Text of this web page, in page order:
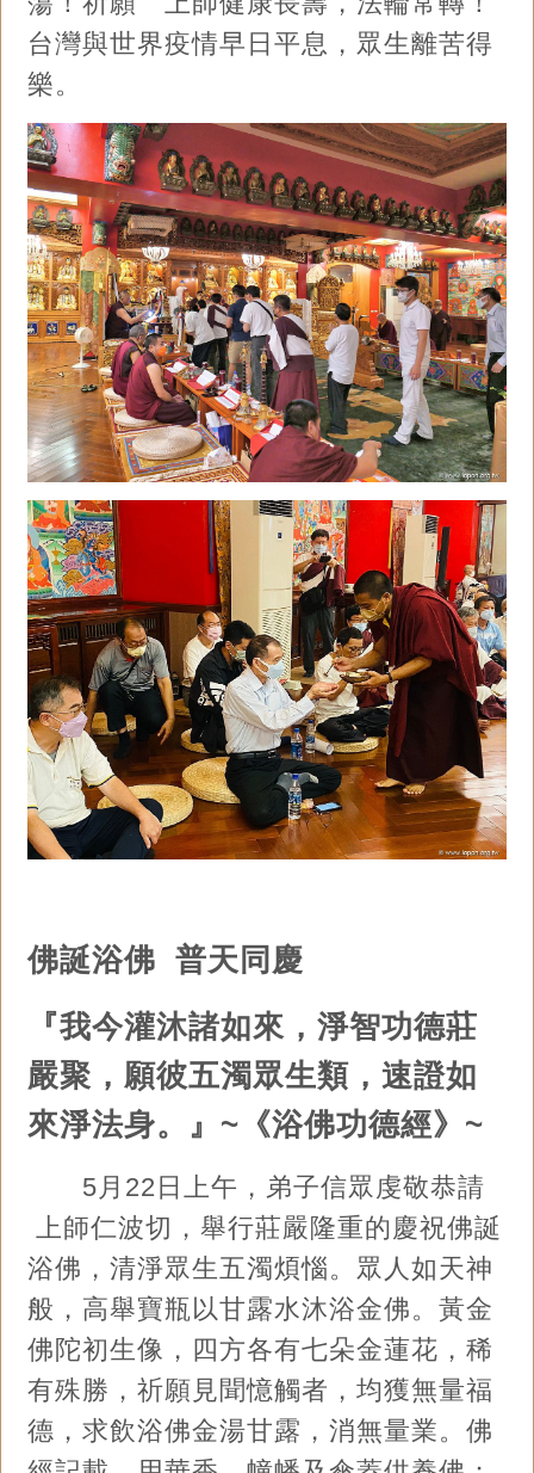
台灣與世界疫情早日平息，眾生離苦得
樂。
佛誕浴佛 普天同慶
『我今灌沐諸如來，淨智功德莊
嚴聚，願彼五濁眾生類，速證如
來淨法身。』~《浴佛功德經》~
5月22日上午，弟子信眾虔敬恭請
上師仁波切，舉行莊嚴隆重的慶祝佛誕
浴佛，清淨眾生五濁煩惱。眾人如天神
般，高舉寶瓶以甘露水沐浴金佛。黃金
佛陀初生像，四方各有七朵金蓮花，稀
有殊勝，祈願見聞憶觸者，均獲無量福
德，求飲浴佛金湯甘露，消無量業。佛